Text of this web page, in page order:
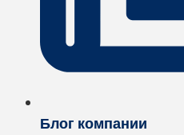
Блог компании